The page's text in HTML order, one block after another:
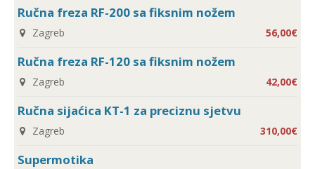
Ručna freza RF-200 sa fiksnim nožem
Zagreb 56,00€
Ručna freza RF-120 sa fiksnim nožem
Zagreb 42,00€
Ručna sijaćica KT-1 za preciznu sjetvu
Zagreb 310,00€
Supermotika